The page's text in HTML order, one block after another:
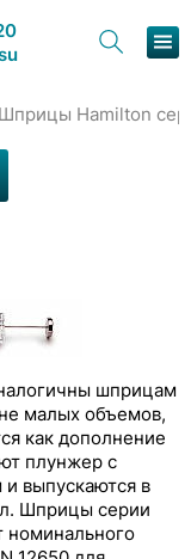
О компании
Контакты
Шприцы Hamilton
шприцам
малых объемов,
как дополнение
плунжер с
выпускаются в
Шприцы серии
номинального